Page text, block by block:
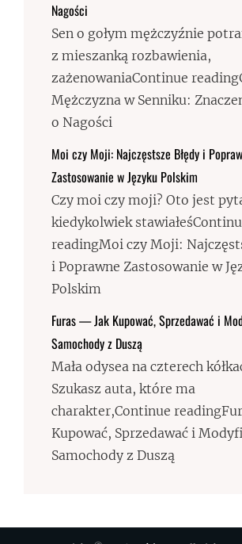
Nagości
Sen o gołym mężczyźnie
z mieszanką rozbawienia,
zażenowaniaContinue
Mężczyzna w Senniku:
o Nagości
Moi czy Moji: Najczęstsze Błędy i
Zastosowanie w Języku Polskim
Czy moi czy moji? Oto jest
kiedykolwiek
readingMoi czy Moji:
i Poprawne Zastosowanie w
Polskim
Furas — Jak Kupować, Sprzedawać i
Samochody z Duszą
Mała odysea na czterech
Szukasz auta, które ma
charakter,Continue
Kupować, Sprzedawać i
Samochody z Duszą